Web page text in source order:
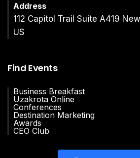
Address
112 Capitol Trail Suite A419
US
Find Events
Business Breakfast
Uzakrota Online
Conferences
Destination Marketing
Awards
CEO Club